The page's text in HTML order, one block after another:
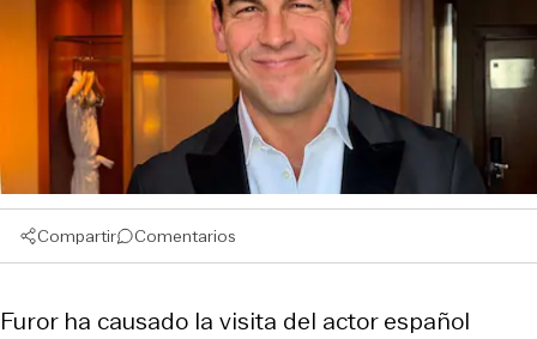
Compartir Comentarios
Furor ha causado la visita del actor español